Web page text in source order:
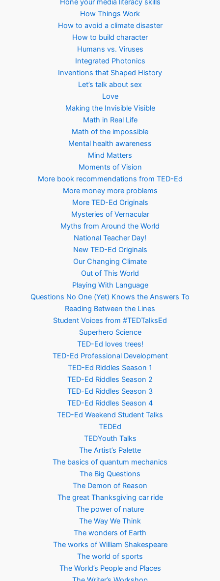
Hone your media literacy skills
How Things Work
How to avoid a climate disaster
How to build character
Humans vs. Viruses
Integrated Photonics
Inventions that Shaped History
Let’s talk about sex
Love
Making the Invisible Visible
Math in Real Life
Math of the impossible
Mental health awareness
Mind Matters
Moments of Vision
More book recommendations from TED-Ed
More money more problems
More TED-Ed Originals
Mysteries of Vernacular
Myths from Around the World
National Teacher Day!
New TED-Ed Originals
Our Changing Climate
Out of This World
Playing With Language
Questions No One (Yet) Knows the Answers To
Reading Between the Lines
Student Voices from #TEDTalksEd
Superhero Science
TED-Ed loves trees!
TED-Ed Professional Development
TED-Ed Riddles Season 1
TED-Ed Riddles Season 2
TED-Ed Riddles Season 3
TED-Ed Riddles Season 4
TED-Ed Weekend Student Talks
TEDEd
TEDYouth Talks
The Artist’s Palette
The basics of quantum mechanics
The Big Questions
The Demon of Reason
The great Thanksgiving car ride
The power of nature
The Way We Think
The wonders of Earth
The works of William Shakespeare
The world of sports
The World’s People and Places